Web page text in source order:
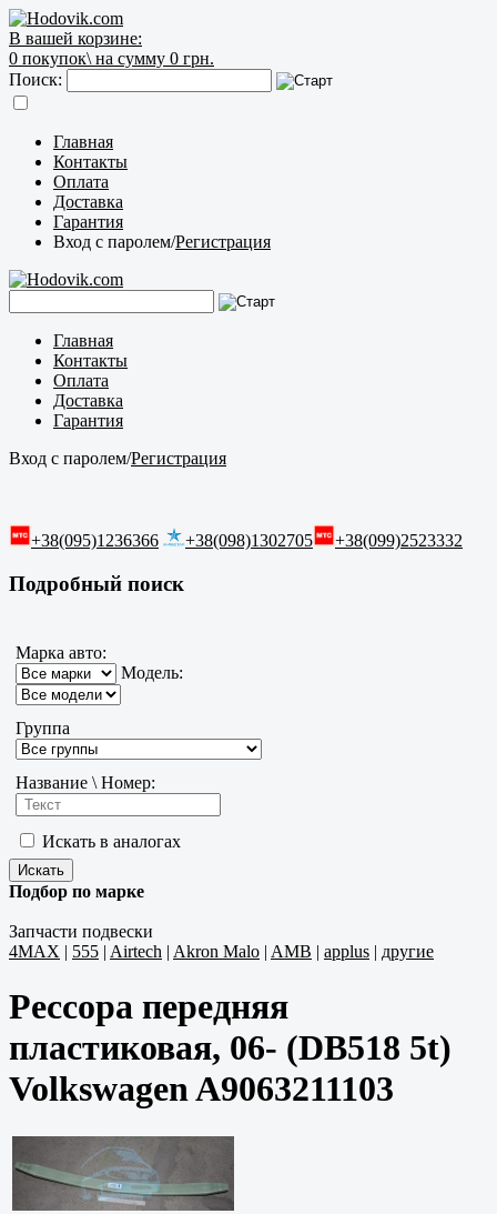
В вашей корзине:
0 покупок\ на сумму 0 грн.
Поиск:
Главная
Контакты
Оплата
Доставка
Гарантия
Вход с паролем/Регистрация
Главная
Контакты
Оплата
Доставка
Гарантия
Вход с паролем/Регистрация
+38(095)1236366 +38(098)1302705 +38(099)2523332
Подробный поиск
Марка авто:
Модель:
Группа
Название \ Номер:
Искать в аналогах
Подбор по марке
Запчасти подвески
4MAX | 555 | Airtech | Akron Malo | AMB | applus | другие
Рессора передняя
пластиковая, 06- (DB518 5t)
Volkswagen A9063211103